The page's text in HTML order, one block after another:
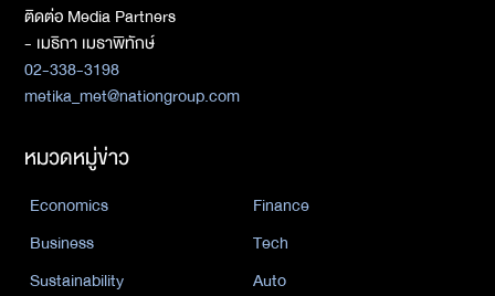
ติดต่อ Media Partners
- เมธิกา เมธาพิทักษ์
02-338-3198
metika_met@nationgroup.com
หมวดหมู่ข่าว
Economics
Finance
Business
Tech
Sustainability
Auto